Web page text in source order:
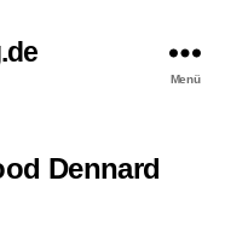
Menü
Dennard